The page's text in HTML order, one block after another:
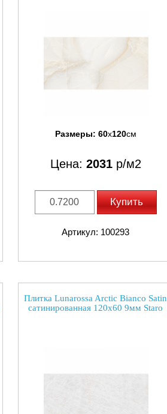
Размеры: 60x120см
Цена: 2031р/м2
Купить
Артикул: 100293
Плитка Lunarossa Arctic Bianco Satin
сатинированная 120x60 9мм Staro